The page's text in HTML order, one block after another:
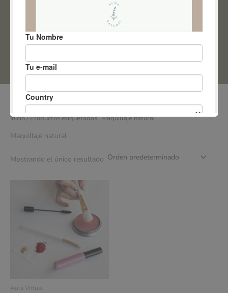
ACCESO ALUMNAS
Inicio/ Productos etiquetados “Maquillaje natural”
Maquillaje natural
Mostrando el único resultado
Aula Virtual